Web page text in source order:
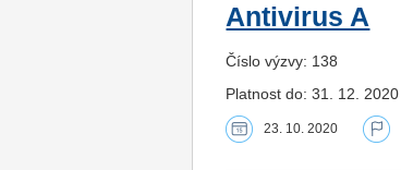
Antivirus A
Číslo výzvy: 138
Platnost do: 31. 12.
23. 10. 2020